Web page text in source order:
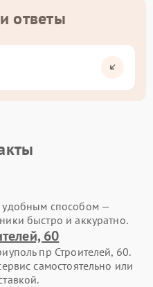
ответы
удобным способом —
быстро и аккуратно.
60
пр Строителей, 60.
самостоятельно или